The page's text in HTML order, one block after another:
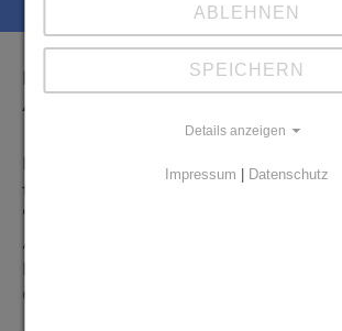
Ihr idealer Ausgangspunkt für
Ausbildung oder Ihr Studium
Entdecken Sie die zweijährige
für Wirtschaft und Verwaltung,
"Höhere Handelsschule", die eine
Ausbildung bietet und sowohl
Grundausbildung vermittelt.
ABLEHNEN
SPEICHERN
Details anzeigen
Impressum Datenschutz